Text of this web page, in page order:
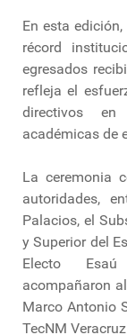
En esta
récord
egresados
refleja el
directivos
académicas de
La ceremonia
autoridades,
Palacios, el
y Superior del
Electo Esaú
acompañaron
Marco Antonio
TecNM